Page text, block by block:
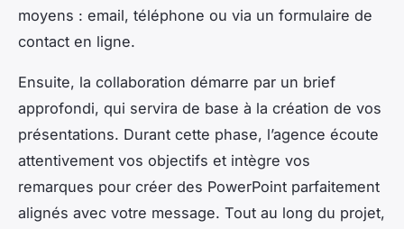
moyens : email, téléphone ou via un formulaire de
contact en ligne.
Ensuite, la collaboration démarre par un brief
approfondi, qui servira de base à la création de vos
présentations. Durant cette phase, l’agence écoute
attentivement vos objectifs et intègre vos
remarques pour créer des PowerPoint parfaitement
alignés avec votre message. Tout au long du projet,